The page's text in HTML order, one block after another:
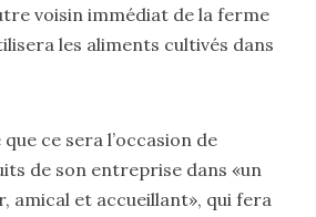
voisin immédiat de la ferme
les aliments cultivés dans
ce sera l’occasion de
de son entreprise dans «un
amical et accueillant», qui fera